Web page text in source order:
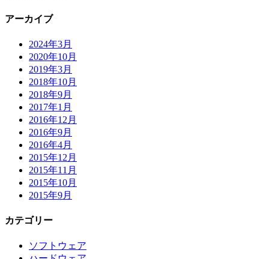
アーカイブ
2024年3月
2020年10月
2019年3月
2018年10月
2018年9月
2017年1月
2016年12月
2016年9月
2016年4月
2015年12月
2015年11月
2015年10月
2015年9月
カテゴリー
ソフトウェア